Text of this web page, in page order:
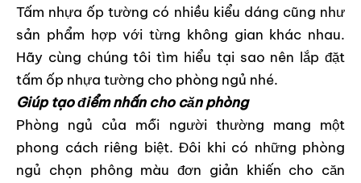
Tấm nhựa ốp tường có nhiều kiểu dáng cũng như
sản phẩm hợp với từng không gian khác nhau.
Hãy cùng chúng tôi tìm hiểu tại sao nên lắp đặt
tấm ốp nhựa tường cho phòng ngủ nhé.
Giúp tạo điểm nhấn cho căn phòng
Phòng ngủ của mỗi người thường mang một
phong cách riêng biệt. Đôi khi có những phòng
ngủ chọn phông màu đơn giản khiến cho căn